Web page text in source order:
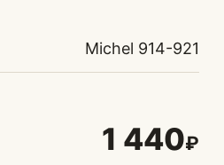
Michel 914-921
1 440₽